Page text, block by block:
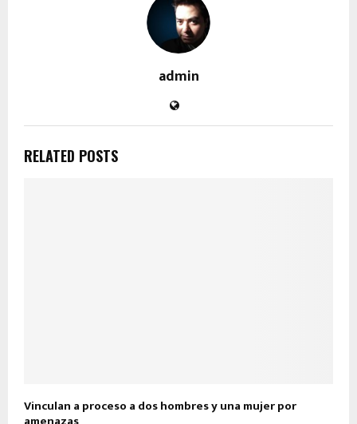
admin
RELATED POSTS
Vinculan a proceso a dos hombres y una mujer por